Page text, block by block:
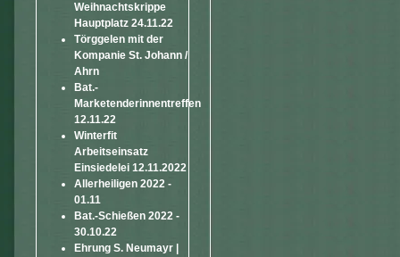
Weihnachtskrippe
Hauptplatz 24.11.22
Törggelen mit der
Kompanie St. Johann /
Ahrn
Bat.-
Marketenderinnentreffen
12.11.22
Winterfit
Arbeitseinsatz
Einsiedelei 12.11.2022
Allerheiligen 2022 -
01.11
Bat.-Schießen 2022 -
30.10.22
Ehrung S. Neumayr |